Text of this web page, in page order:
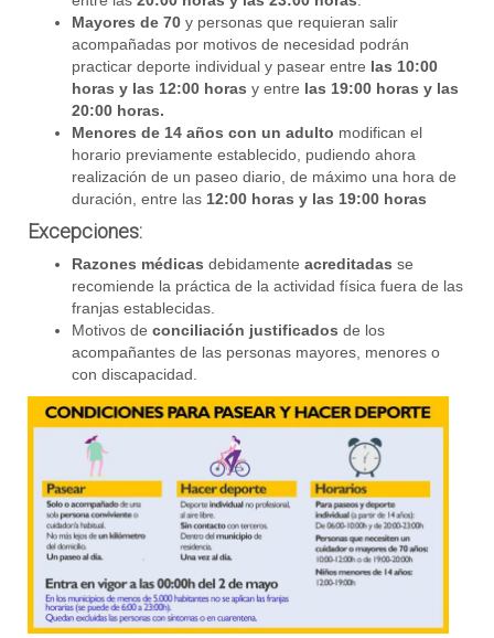
Mayores de 70 y personas que requieran salir
acompañadas por motivos de necesidad podrán
practicar deporte individual y pasear entre las 10:00
horas y las 12:00 horas y entre las 19:00 horas y las
20:00 horas.
Menores de 14 años con un adulto modifican el
horario previamente establecido, pudiendo ahora
realización de un paseo diario, de máximo una hora de
duración, entre las 12:00 horas y las 19:00 horas
Excepciones:
Razones médicas debidamente acreditadas se
recomiende la práctica de la actividad física fuera de las
franjas establecidas.
Motivos de conciliación justificados de los
acompañantes de las personas mayores, menores o
con discapacidad.